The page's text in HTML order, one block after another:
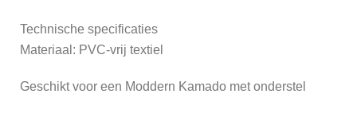
Technische specificaties
Materiaal: PVC-vrij textiel
Geschikt voor een Moddern Kamado met onderstel